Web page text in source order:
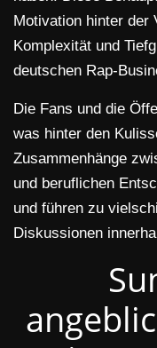
Motivation hinter der
Komplexität und
deutschen Rap-
Die Fans und die
was hinter den
Zusammenhänge
und beruflichen
und führen zu
Diskussionen